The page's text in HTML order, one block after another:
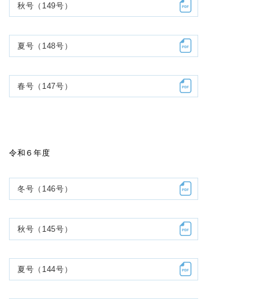
秋号（149号）
夏号（148号）
春号（147号）
令和６年度
冬号（146号）
秋号（145号）
夏号（144号）